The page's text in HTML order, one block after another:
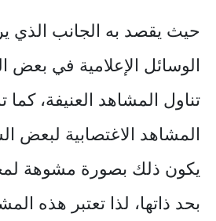
حيث يقصد به الجانب الذي
الوسائل الإعلامية في بعض
تناول المشاهد العنيفة،
المشاهد الاغتصابية لبعض
يكون ذلك بصورة مشوهة
بحد ذاتها، لذا تعتبر هذه